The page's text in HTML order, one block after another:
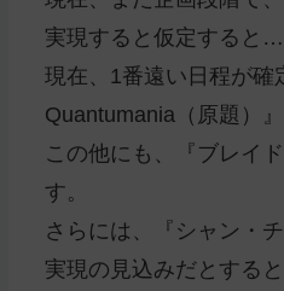
実現すると仮定すると…
現在、1番遠い日程が確
Quantumania（原題）』
この他にも、『ブレイ
す。
さらには、『シャン・
実現の見込みだとする